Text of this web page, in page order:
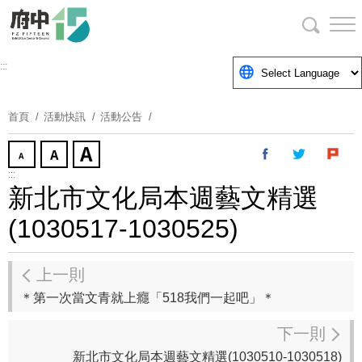
要
塊
:::
首頁 活動快訊 活動公告
:::
新北市文化局本週藝文精選
(1030517-1030525)
上一則
＊第一次當文青就上癮「518我們一起吧」＊
下一則
新北市文化局本週藝文精選(1030510-1030518)